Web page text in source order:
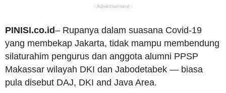
- Advertisement -
PINISI.co.id– Rupanya dalam suasana Covid-19
yang membekap Jakarta, tidak mampu membendung
silaturahim pengurus dan anggota alumni PPSP
Makassar wilayah DKI dan Jabodetabek — biasa
pula disebut DAJ, DKI and Java Area.